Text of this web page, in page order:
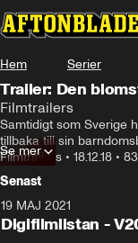
Hem Serier
Trailer: Den
Filmtrailers
Samtidigt som Sverige
tillbaka till sin
sin ungdomskärlek,
överleva.
Filmtrailers • 18.12.18 •
Se mer
Senast
19 MAJ 2021
Digifilmlistan -